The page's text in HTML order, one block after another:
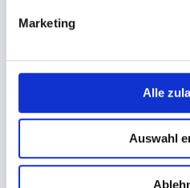
Marketing
Alle
Auswahl
Serviette, Zelltuchserviette
DUNI 3-lagig